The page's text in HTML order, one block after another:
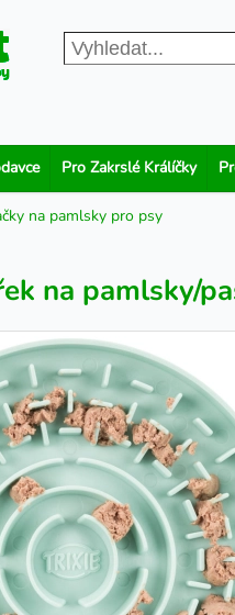
Pro Zakrslé Králíčky
na pamlsky pro psy
na pamlsky/